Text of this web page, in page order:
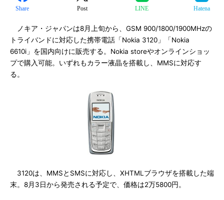
Share Post LINE Hatena
ノキア・ジャパンは8月上旬から、GSM 900/1800/1900MHzの
トライバンドに対応した携帯電話「Nokia 3120」「Nokia
6610i」を国内向けに販売する。Nokia storeやオンラインショッ
プで購入可能。いずれもカラー液晶を搭載し、MMSに対応す
る。
3120は、MMSとSMSに対応し、XHTMLブラウザを搭載した端
末。8月3日から発売される予定で、価格は2万5800円。